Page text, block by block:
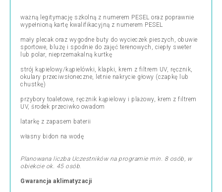
ważną legitymację szkolną z numerem PESEL oraz poprawnie
wypełnioną kartę kwalifikacyjną z numerem PESEL
mały plecak oraz wygodne buty do wycieczek pieszych, obuwie
sportowe, bluzę i spodnie do zajęć terenowych, ciepły sweter
lub polar, nieprzemakalną kurtkę
strój kąpielowy/kąpielówki, klapki, krem z filtrem UV, ręcznik,
okulary przeciwsłoneczne, letnie nakrycie głowy (czapkę lub
chustkę)
przybory toaletowe, ręcznik kąpielowy i plażowy, krem z filtrem
UV, środek przeciwko owadom
latarkę z zapasem baterii
własny bidon na wodę
Planowana liczba Uczestników na programie min. 8 osób, w
obiekcie ok. 45 osób.
Gwarancja aklimatyzacji